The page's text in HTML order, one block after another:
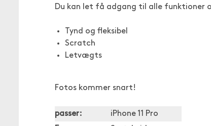
Du kan let få adgang til alle funktioner
Tynd og fleksibel
Scratch
Letvægts
Fotos kommer snart!
passer:
iPhone 11 Pro